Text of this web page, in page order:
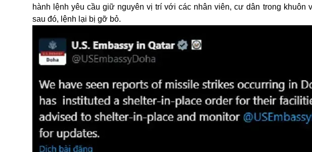
hành lệnh yêu cầu giữ nguyên vị trí với các nhân viên, cư dân trong khuôn
sau đó, lệnh lại bị gỡ bỏ.